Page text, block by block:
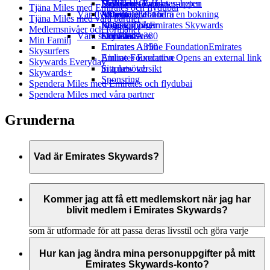
Drycker
Vår flygflotta
Boeing 777
Emirates A380
Emirates A350
Emirates Executive
Sittplatsöversikt
Leksaker för barn
Aktiviteter för barn
Hållbarhet i verksamheten
Miljöpolicy
Miljörapporter
Våra samhällen
Emirates Airline FoundationEmirates
Airline Foundation Opens an external link
in a new tab
Sponsring
Skywards Rail
Miles Calculator
Logga in på Emirates Skywards
Skywards+
Mobil och Emirates-appen
Avboka eller ändra en bokning
Resestörningar
Om Emirates
Tjäna Miles med Emirates och flydubai
Tjäna Miles med våra partner
Medlemsnivåer och förmåner
Min Familj
Skysurfers
Skywards Everyday
Skywards+
Spendera Miles med Emirates och flydubai
Spendera Miles med våra partner
Grunderna
Vad är Emirates Skywards?
Emirates Skywards är det prisbelönta lojalitetsprogrammet för
Emirates och flydubai, som lanserades i maj 2000.
som är utformade för att passa deras livsstil och göra varje
resa ännu mer givande. Som medlem kan du tjäna och
spendera Miles på flyg med Emirates, flydubai och våra
flygbolagspartner, njuta av lyxiga hotellvistelser, planera
Kommer jag att få ett medlemskort när jag har
blivit medlem i Emirates Skywards?
Som medlem i Emirates Skywards behöver du inte ha ett
fysiskt kort för att kunna utnyttja alla medlemsförmåner. Ange
bara ditt medlemsnummer när du gör en transaktion hos
Hur kan jag ändra mina personuppgifter på mitt
Emirates Skywards-konto?